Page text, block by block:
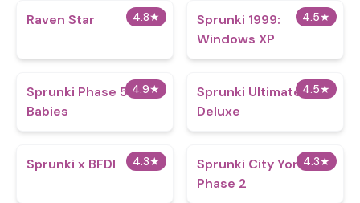
4.8★
Raven Star 4.5★
Sprunki 1999:
Windows XP
4.9★
Sprunki Phase 5 But
Babies
4.5★
Sprunki Ultimate
Deluxe
4.3★
Sprunki x BFDI 4.3★
Sprunki City York
Phase 2